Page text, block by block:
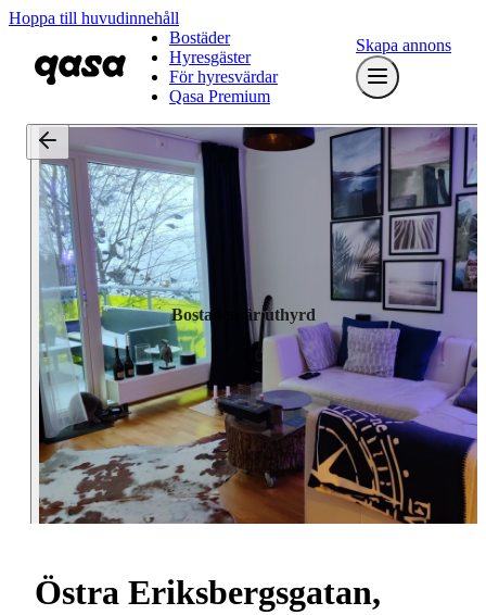
Hoppa till huvudinnehåll
Bostäder
Hyresgäster
För hyresvärdar
Qasa Premium
Skapa annons
Bostaden är uthyrd
Östra Eriksbergsgatan,